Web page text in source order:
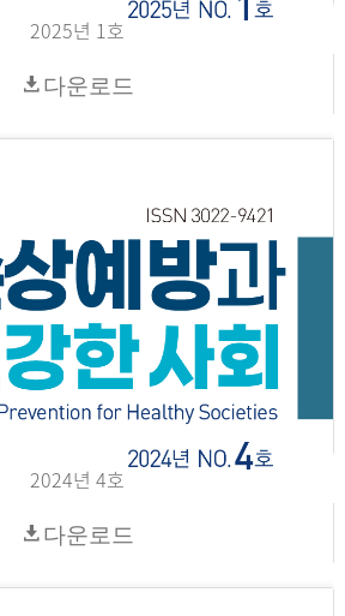
2025년 1호
다운로드
2024년 4호
다운로드